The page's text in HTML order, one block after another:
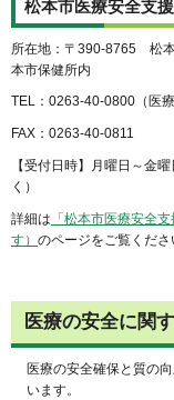
松本市医療安全支
所在地：〒390-8765 松
本市保健所内
TEL：0263-40-0800（医療
FAX：0263-40-0811
【受付日時】月曜日～金
く）
詳細は 「松本市医療安全
す） のページをご覧くださ
医療の安全に関
医療の安全確保と質の
います。